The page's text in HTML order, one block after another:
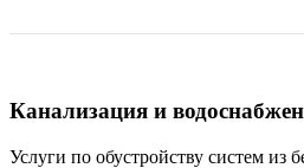
Канализация и
Услуги по обустройству систем из